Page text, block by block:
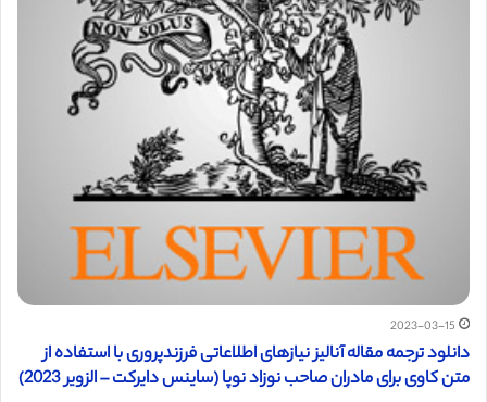
2023-03-15
دانلود ترجمه مقاله آنالیز نیازهای اطلاعاتی فرزندپروری با استفاده از
متن کاوی برای مادران صاحب نوزاد نوپا (ساینس دایرکت – الزویر 2023)